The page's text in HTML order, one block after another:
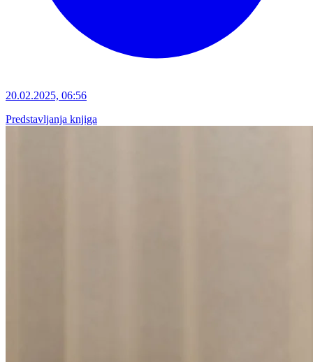
20.02.2025, 06:56
Predstavljanja knjiga